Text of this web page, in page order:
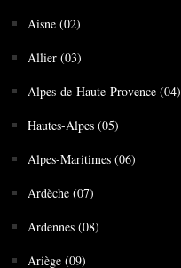
Aisne (02)
Allier (03)
Alpes-de-Haute-Provence (04)
Hautes-Alpes (05)
Alpes-Maritimes (06)
Ardèche (07)
Ardennes (08)
Ariège (09)